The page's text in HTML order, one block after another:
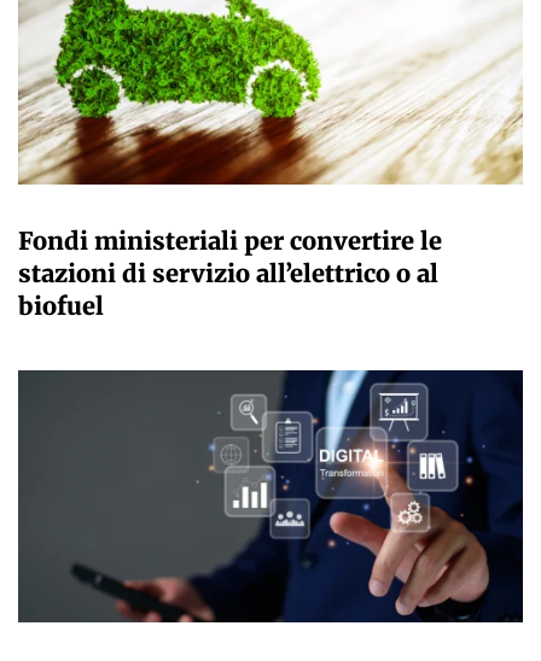
Fondi ministeriali per convertire le
stazioni di servizio all’elettrico o al
biofuel